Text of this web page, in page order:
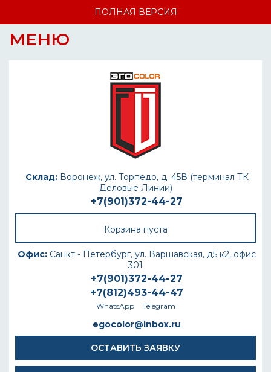
ПОЛНАЯ ВЕРСИЯ
МЕНЮ
Склад:Воронеж, ул. Торпедо, д. 45В (терминал ТК
Деловые Линии)
+7(901)372-44-27
Корзина пуста
Офис: Санкт - Петербург, ул. Варшавская, д5 к2, офис
301
+7(901)372-44-27
+7(812)493-44-47
WhatsApp Telegram
egocolor@inbox.ru
ОСТАВИТЬ ЗАЯВКУ